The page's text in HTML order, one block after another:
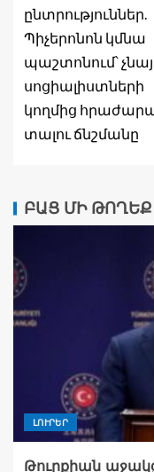
ընտրություններ.
Պիչերոնոն կմնա
պաշտոնում՝
սոցիալիստների
կողմից
տալու ճնշմանը
ԲԱՑ ՄԻ ԹՈՂԵՔ
ԼՈՒՐԵՐ
Թուրքիան